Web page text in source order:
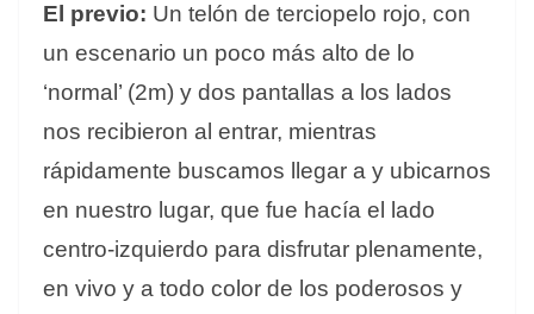
El previo: Un telón de terciopelo rojo, con
un escenario un poco más alto de lo
‘normal’ (2m) y dos pantallas a los lados
nos recibieron al entrar, mientras
rápidamente buscamos llegar a y ubicarnos
en nuestro lugar, que fue hacía el lado
centro-izquierdo para disfrutar plenamente,
en vivo y a todo color de los poderosos y